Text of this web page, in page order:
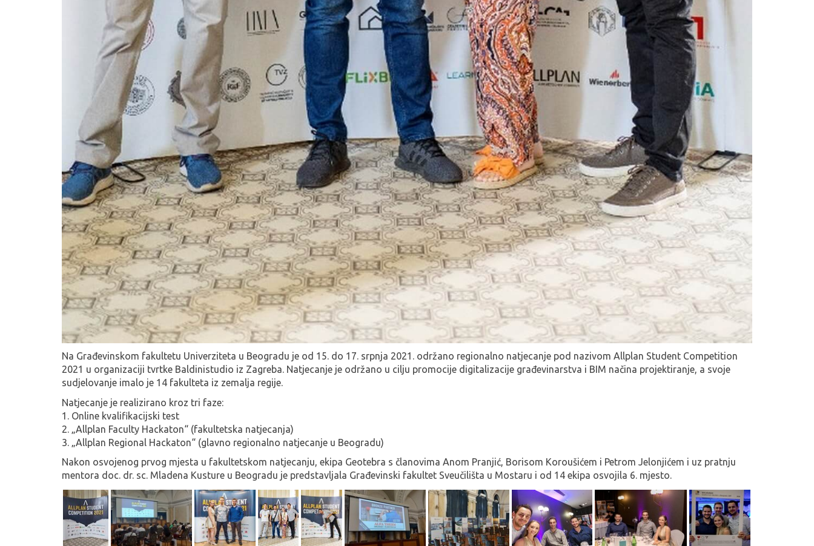
Na Građevinskom fakultetu Univerziteta u Beogradu je od 15. do 17. srpnja 2021. održano regionalno natjecanje pod nazivom Allplan Student Competition
2021 u organizaciji tvrtke Baldinistudio iz Zagreba. Natjecanje je održano u cilju promocije digitalizacije građevinarstva i BIM načina projektiranje, a svoje
sudjelovanje imalo je 14 fakulteta iz zemalja regije.
Natjecanje je realizirano kroz tri faze:
1. Online kvalifikacijski test
2. „Allplan Faculty Hackaton“ (fakultetska natjecanja)
3. „Allplan Regional Hackaton“ (glavno regionalno natjecanje u Beogradu)
Nakon osvojenog prvog mjesta u fakultetskom natjecanju, ekipa Geotebra s članovima Anom Pranjić, Borisom Koroušićem i Petrom Jelonjićem i uz pratnju
mentora doc. dr. sc. Mladena Kusture u Beogradu je predstavljala Građevinski fakultet Sveučilišta u Mostaru i od 14 ekipa osvojila 6. mjesto.